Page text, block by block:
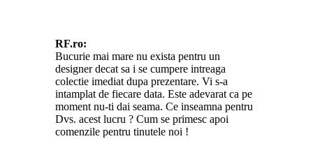
RF.ro:
Bucurie mai mare nu exista pentru un
designer decat sa i se cumpere intreaga
colectie imediat dupa prezentare. Vi s-a
intamplat de fiecare data. Este adevarat ca pe
moment nu-ti dai seama. Ce inseamna pentru
Dvs. acest lucru ? Cum se primesc apoi
comenzile pentru tinutele noi !